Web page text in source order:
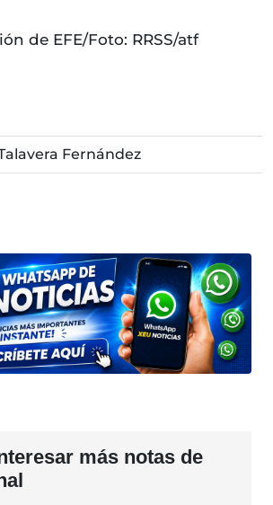
de EFE/Foto: RRSS/atf
Fernández
más notas de